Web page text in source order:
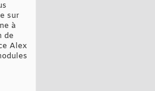
sur
à
de
Alex